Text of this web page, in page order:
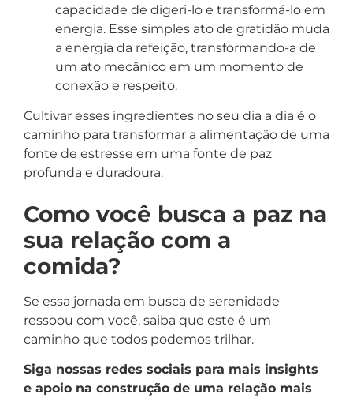
capacidade de digeri-lo e transformá-lo em
energia. Esse simples ato de gratidão muda
a energia da refeição, transformando-a de
um ato mecânico em um momento de
conexão e respeito.
Cultivar esses ingredientes no seu dia a dia é o
caminho para transformar a alimentação de uma
fonte de estresse em uma fonte de paz
profunda e duradoura.
Como você busca a paz na
sua relação com a
comida?
Se essa jornada em busca de serenidade
ressoou com você, saiba que este é um
caminho que todos podemos trilhar.
Siga nossas redes sociais para mais insights
e apoio na construção de uma relação mais